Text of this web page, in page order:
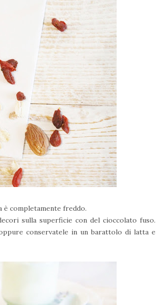
completamente freddo.
sulla superficie con del cioccolato fuso.
conservatele in un barattolo di latta e